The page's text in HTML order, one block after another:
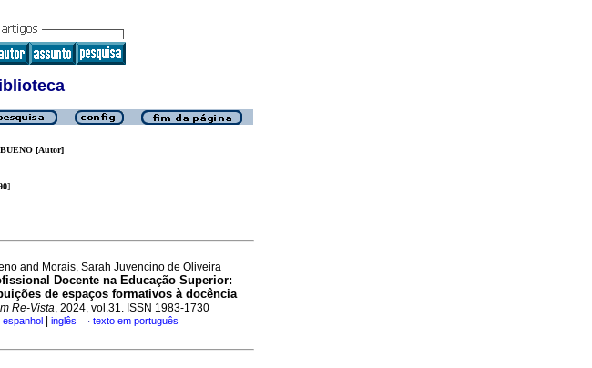
[Autor]
]
and Morais, Sarah Juvencino de Oliveira
Docente na Educação Superior:
de espaços formativos à docência
Re-Vista, 2024, vol.31. ISSN 1983-1730
espanhol inglês · texto em português